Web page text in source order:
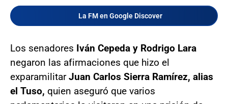
La FM en Google Discover
Los senadores Iván Cepeda y Rodrigo Lara
negaron las afirmaciones que hizo el
exparamilitarJuan Carlos Sierra Ramírez, alias
el Tuso, quien aseguró que varios